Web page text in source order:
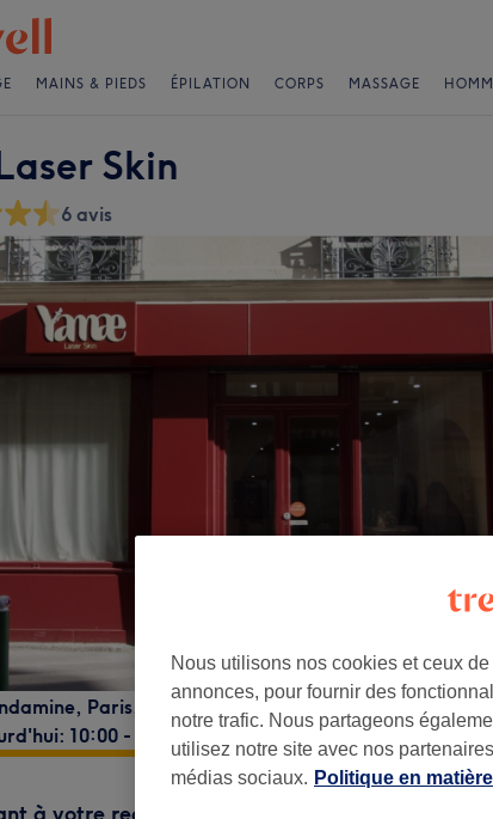
MAINS & PIEDS ÉPILATION CORPS MASSAGE
Skin
6 avis
, Paris
75017
10:00 - 20:00
à votre recherche
Nous utilisons nos cookies et ceux
annonces, pour fournir des
notre trafic. Nous partageons
utilisez notre site avec nos
médias sociaux. Politique en